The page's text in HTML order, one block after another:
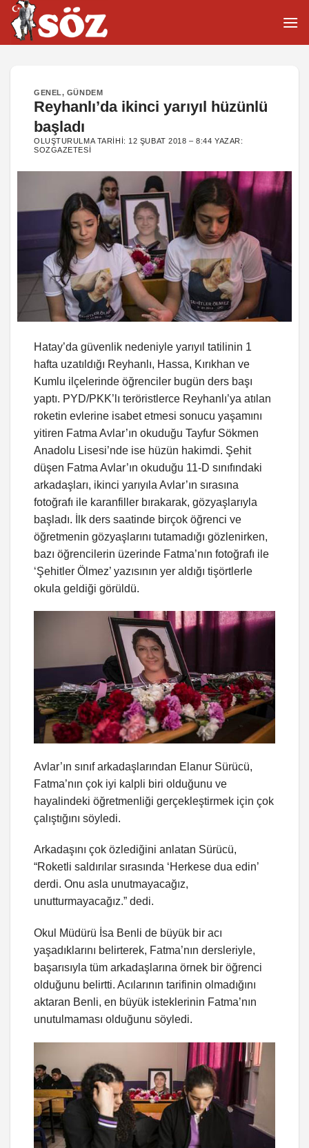
İçeriğe
atla
GENEL, GÜNDEM
Reyhanlı’da ikinci yarıyıl hüzünlü
başladı
OLUŞTURULMA TARIHI: 12 ŞUBAT 2018 – 8:44 YAZAR:
SOZGAZETESI
Hatay’da güvenlik nedeniyle yarıyıl tatilinin 1
hafta uzatıldığı Reyhanlı, Hassa, Kırıkhan ve
Kumlu ilçelerinde öğrenciler bugün ders başı
yaptı. PYD/PKK’lı teröristlerce Reyhanlı’ya atılan
roketin evlerine isabet etmesi sonucu yaşamını
yitiren Fatma Avlar’ın okuduğu Tayfur Sökmen
Anadolu Lisesi’nde ise hüzün hakimdi. Şehit
düşen Fatma Avlar’ın okuduğu 11-D sınıfındaki
arkadaşları, ikinci yarıyıla Avlar’ın sırasına
fotoğrafı ile karanfiller bırakarak, gözyaşlarıyla
başladı. İlk ders saatinde birçok öğrenci ve
öğretmenin gözyaşlarını tutamadığı gözlenirken,
bazı öğrencilerin üzerinde Fatma’nın fotoğrafı ile
‘Şehitler Ölmez’ yazısının yer aldığı tişörtlerle
okula geldiği görüldü.
Avlar’ın sınıf arkadaşlarından Elanur Sürücü,
Fatma’nın çok iyi kalpli biri olduğunu ve
hayalindeki öğretmenliği gerçekleştirmek için çok
çalıştığını söyledi.
Arkadaşını çok özlediğini anlatan Sürücü,
“Roketli saldırılar sırasında ‘Herkese dua edin’
derdi. Onu asla unutmayacağız,
unutturmayacağız.” dedi.
Okul Müdürü İsa Benli de büyük bir acı
yaşadıklarını belirterek, Fatma’nın dersleriyle,
başarısıyla tüm arkadaşlarına örnek bir öğrenci
olduğunu belirtti. Acılarının tarifinin olmadığını
aktaran Benli, en büyük isteklerinin Fatma’nın
unutulmaması olduğunu söyledi.